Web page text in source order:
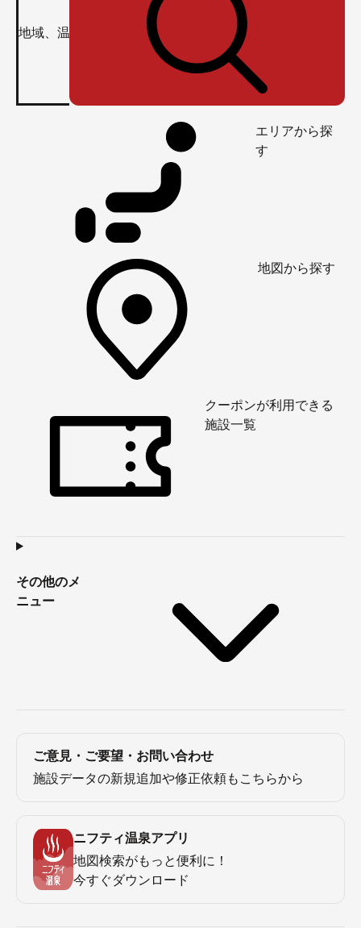
エリアから探
す
地図から探す
クーポンが利用できる
施設一覧
その他のメ
ニュー
ご意見・ご要望・お問い合わせ
施設データの新規追加や修正依頼もこちらから
ニフティ温泉アプリ
地図検索がもっと便利に！
今すぐダウンロード